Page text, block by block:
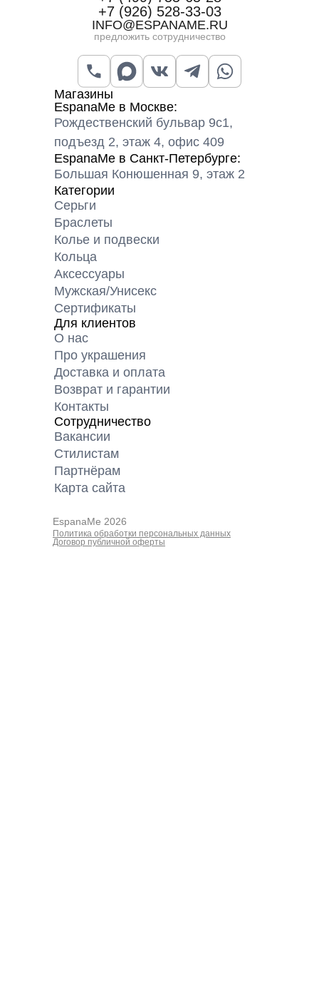
Магазины
EspanaMe в Москве:
Рождественский бульвар 9с1,
подъезд 2, этаж 4, офис 409
EspanaMe в Санкт-Петербурге:
Большая Конюшенная 9, этаж 2
Категории
Серьги
Браслеты
Колье и подвески
Кольца
Аксессуары
Мужская/Унисекс
Сертификаты
Для клиентов
О нас
Про украшения
Доставка и оплата
Возврат и гарантии
Контакты
Сотрудничество
Вакансии
Cтилистам
Партнёрам
Карта cайта
+7 (926) 528-33-03
INFO@ESPANAME.RU
предложить сотрудничество
EspanaMe 2026
Политика обработки персональных данных
Договор публичной оферты